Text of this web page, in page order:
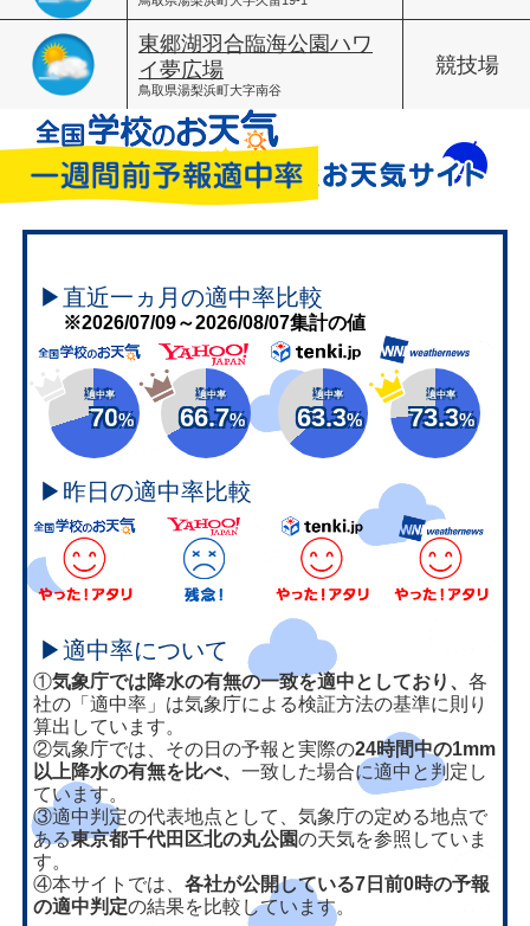
東郷湖羽合臨海公園ハワ
イ夢広場
鳥取県湯梨浜町大字南谷
競技場
▶直近一ヵ月の適中率比較
※2026/07/09～2026/08/07集計の値
適中率
70%
適中率
66.7%
適中率
63.3%
適中率
73.3%
▶昨日の適中率比較
▶適中率について
①気象庁では降水の有無の一致を適中としており、各
社の「適中率」は気象庁による検証方法の基準に則り
算出しています。
②気象庁では、その日の予報と実際の24時間中の1mm
以上降水の有無を比べ、一致した場合に適中と判定し
ています。
③適中判定の代表地点として、気象庁の定める地点で
ある東京都千代田区北の丸公園の天気を参照していま
す。
④本サイトでは、各社が公開している7日前0時の予報
の適中判定の結果を比較しています。